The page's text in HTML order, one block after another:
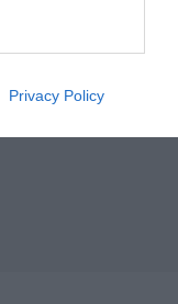
Privacy Policy